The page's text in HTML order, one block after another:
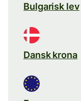
Bulgarisk lev
Dansk krona